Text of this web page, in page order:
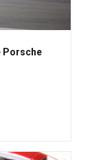
Porsche